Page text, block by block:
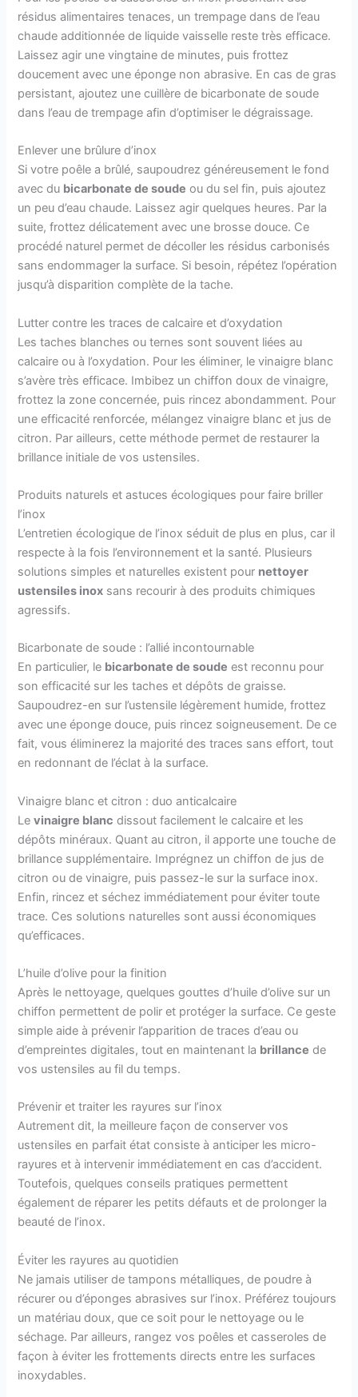
résidus alimentaires tenaces, un trempage dans de l’eau
chaude additionnée de liquide vaisselle reste très efficace.
Laissez agir une vingtaine de minutes, puis frottez
doucement avec une éponge non abrasive. En cas de gras
persistant, ajoutez une cuillère de bicarbonate de soude
dans l’eau de trempage afin d’optimiser le dégraissage.
Enlever une brûlure d’inox
Si votre poêle a brûlé, saupoudrez généreusement le fond
avec du bicarbonate de soude ou du sel fin, puis ajoutez
un peu d’eau chaude. Laissez agir quelques heures. Par la
suite, frottez délicatement avec une brosse douce. Ce
procédé naturel permet de décoller les résidus carbonisés
sans endommager la surface. Si besoin, répétez l’opération
jusqu’à disparition complète de la tache.
Lutter contre les traces de calcaire et d’oxydation
Les taches blanches ou ternes sont souvent liées au
calcaire ou à l’oxydation. Pour les éliminer, le vinaigre blanc
s’avère très efficace. Imbibez un chiffon doux de vinaigre,
frottez la zone concernée, puis rincez abondamment. Pour
une efficacité renforcée, mélangez vinaigre blanc et jus de
citron. Par ailleurs, cette méthode permet de restaurer la
brillance initiale de vos ustensiles.
Produits naturels et astuces écologiques pour faire briller
l’inox
L’entretien écologique de l’inox séduit de plus en plus, car il
respecte à la fois l’environnement et la santé. Plusieurs
solutions simples et naturelles existent pour nettoyer
ustensiles inox sans recourir à des produits chimiques
agressifs.
Bicarbonate de soude : l’allié incontournable
En particulier, le bicarbonate de soude est reconnu pour
son efficacité sur les taches et dépôts de graisse.
Saupoudrez-en sur l’ustensile légèrement humide, frottez
avec une éponge douce, puis rincez soigneusement. De ce
fait, vous éliminerez la majorité des traces sans effort, tout
en redonnant de l’éclat à la surface.
Vinaigre blanc et citron : duo anticalcaire
Levinaigre blanc dissout facilement le calcaire et les
dépôts minéraux. Quant au citron, il apporte une touche de
brillance supplémentaire. Imprégnez un chiffon de jus de
citron ou de vinaigre, puis passez-le sur la surface inox.
Enfin, rincez et séchez immédiatement pour éviter toute
trace. Ces solutions naturelles sont aussi économiques
qu’efficaces.
L’huile d’olive pour la finition
Après le nettoyage, quelques gouttes d’huile d’olive sur un
chiffon permettent de polir et protéger la surface. Ce geste
simple aide à prévenir l’apparition de traces d’eau ou
d’empreintes digitales, tout en maintenant la brillance de
vos ustensiles au fil du temps.
Prévenir et traiter les rayures sur l’inox
Autrement dit, la meilleure façon de conserver vos
ustensiles en parfait état consiste à anticiper les micro-
rayures et à intervenir immédiatement en cas d’accident.
Toutefois, quelques conseils pratiques permettent
également de réparer les petits défauts et de prolonger la
beauté de l’inox.
Éviter les rayures au quotidien
Ne jamais utiliser de tampons métalliques, de poudre à
récurer ou d’éponges abrasives sur l’inox. Préférez toujours
un matériau doux, que ce soit pour le nettoyage ou le
séchage. Par ailleurs, rangez vos poêles et casseroles de
façon à éviter les frottements directs entre les surfaces
inoxydables.